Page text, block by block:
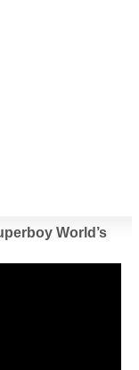
World’s